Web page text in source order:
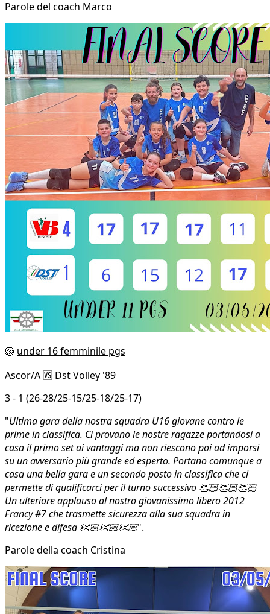
Parole del coach Marco
🏐 under 16 femminile pgs
Ascor/A 🆚 Dst Volley '89
3 - 1 (26-28/25-15/25-18/25-17)
"Ultima gara della nostra squadra U16 giovane contro le
prime in classifica. Ci provano le nostre ragazze portandosi a
casa il primo set ai vantaggi ma non riescono poi ad imporsi
su un avversario più grande ed esperto. Portano comunque a
casa una bella gara e un secondo posto in classifica che ci
permette di qualificarci per il turno successivo 👏🏻👏🏻👏🏻
Un ulteriore applauso al nostro giovanissimo libero 2012
Francy #7 che trasmette sicurezza alla sua squadra in
ricezione e difesa 👏🏻👏🏻👏🏻".
Parole della coach Cristina